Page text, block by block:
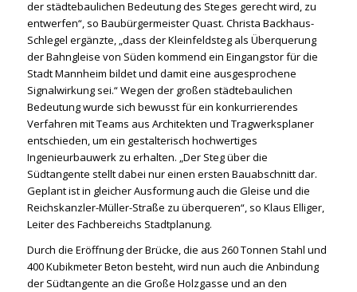
der städtebaulichen Bedeutung des Steges gerecht wird, zu
entwerfen“, so Baubürgermeister Quast. Christa Backhaus-
Schlegel ergänzte, „dass der Kleinfeldsteg als Überquerung
der Bahngleise von Süden kommend ein Eingangstor für die
Stadt Mannheim bildet und damit eine ausgesprochene
Signalwirkung sei.“ Wegen der großen städtebaulichen
Bedeutung wurde sich bewusst für ein konkurrierendes
Verfahren mit Teams aus Architekten und Tragwerksplaner
entschieden, um ein gestalterisch hochwertiges
Ingenieurbauwerk zu erhalten. „Der Steg über die
Südtangente stellt dabei nur einen ersten Bauabschnitt dar.
Geplant ist in gleicher Ausformung auch die Gleise und die
Reichskanzler-Müller-Straße zu überqueren“, so Klaus Elliger,
Leiter des Fachbereichs Stadtplanung.
Durch die Eröffnung der Brücke, die aus 260 Tonnen Stahl und
400 Kubikmeter Beton besteht, wird nun auch die Anbindung
der Südtangente an die Große Holzgasse und an den